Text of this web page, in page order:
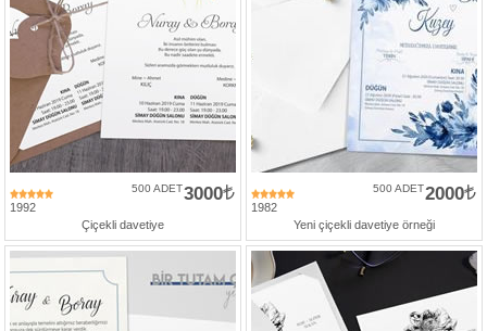
1992
3000
500 ADET
Çiçekli davetiye
1982
2000
500 ADET
Yeni çiçekli davetiye örneği